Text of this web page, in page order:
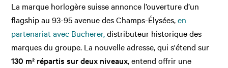
La marque horlogère suisse annonce l’ouverture d’un
flagship au 93-95 avenue des Champs-Élysées,en
partenariat avec Bucherer,distributeur historique des
marques du groupe. La nouvelle adresse, qui s'étend sur
130 m² répartis sur deux niveaux, entend offrir une